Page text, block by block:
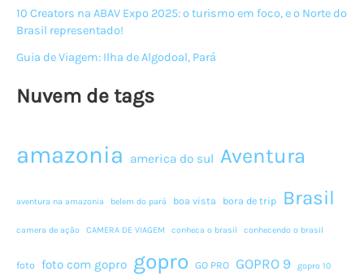
10 Creators na ABAV Expo 2025: o turismo em foco, e o Norte do
Brasil representado!
Guia de Viagem: Ilha de Algodoal, Pará
Nuvem de tags
amazonia america do sul Aventura
aventura na amazonia belem do pará boa vista bora de trip Brasil
camera de ação CAMERA DE VIAGEM conheca o brasil conhecendo o brasil
foto foto com gopro gopro GO PRO GOPRO 9 gopro 10